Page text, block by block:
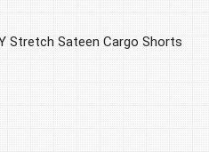
Stretch Sateen Cargo Shorts